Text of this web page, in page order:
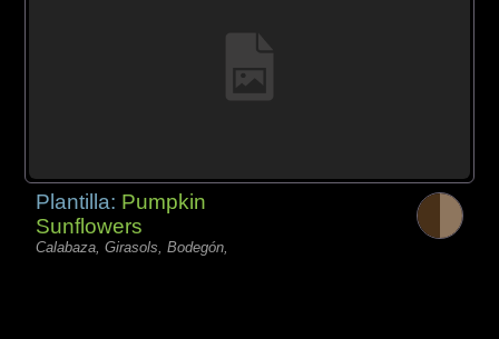
Plantilla: Pumpkin
Sunflowers
Calabaza, Girasols, Bodegón,